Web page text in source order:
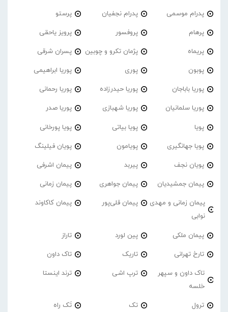
پدرام موسمی پدرام نجفیان پرستو
پرهام پروفسور پرویز یاحقی
پریماه پژمان تکرو و چوبین پسران شرقی
پوبون پوری پوریا ابراهیمی
پوریا باباجان پوریا حیدرزاده پوریا رحمانی
پوریا سلمانیان پوریا شهبازی پوریا صدر
پویا پویا بیاتی پویا پورخانی
پویا جهانگیری پویامون پویان فیلینگ
پویان نجف پیربد پیمان اشرفی
پیمان جمشیدیان پیمان جواهری پیمان زمانی
پیمان زمانی و مهدی
نوابی
پیمان قلی‌پور پیمان کاکاوند
پیمان ملکی پین لورد تاراز
تارخ تهرانی تاریک تاک داون
تاک داون و سپهر
خلسه
ترپ اشی ترند اینستا
ترول تک تَک راه